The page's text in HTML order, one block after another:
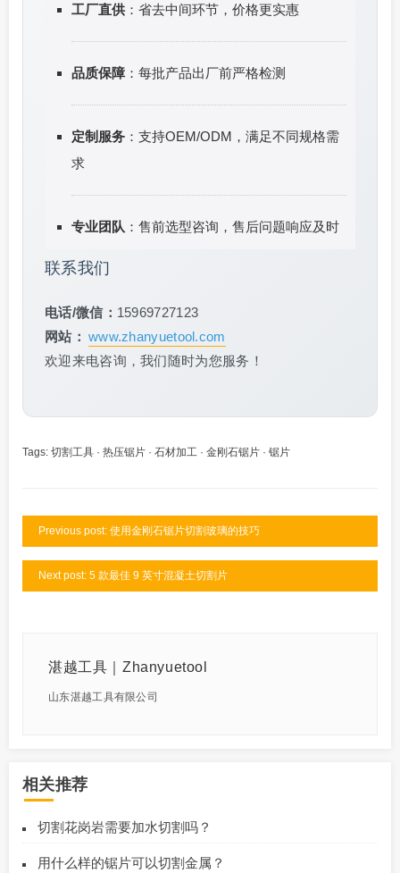
工厂直供 ：省去中间环节，价格更实惠
品质保障 ：每批产品出厂前严格检测
定制服务 ：支持OEM/ODM，满足不同规格需
求
专业团队 ：售前选型咨询，售后问题响应及时
联系我们
电话/微信： 15969727123
网站： www.zhanyuetool.com
欢迎来电咨询，我们随时为您服务！
Tags: 切割工具 · 热压锯片 · 石材加工 · 金刚石锯片 · 锯片
Previous post: 使用金刚石锯片切割玻璃的技巧
Next post: 5 款最佳 9 英寸混凝土切割片
湛越工具｜Zhanyuetool
山东湛越工具有限公司
相关推荐
切割花岗岩需要加水切割吗？
用什么样的锯片可以切割金属？